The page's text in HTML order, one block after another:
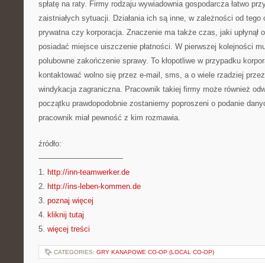
spłatę na raty. Firmy rodzaju wywiadownia gospodarcza łatwo
zaistniałych sytuacji. Działania ich są inne, w zależności od tego
prywatna czy korporacja. Znaczenie ma także czas, jaki upłynął
posiadać miejsce uiszczenie płatności. W pierwszej kolejności
polubowne zakończenie sprawy. To kłopotliwe w przypadku
kontaktować wolno się przez e-mail, sms, a o wiele rzadziej
windykacja zagraniczna. Pracownik takiej firmy może również
początku prawdopodobnie zostaniemy poproszeni o podanie
pracownik miał pewność z kim rozmawia.
źródło:
———————————
1. http://inn-teamwerker.de
2. http://ins-leben-kommen.de
3. poznaj więcej
4. kliknij tutaj
5. więcej treści
CATEGORIES: GRY KANAPOWE CO-OP (LOCAL CO-OP)